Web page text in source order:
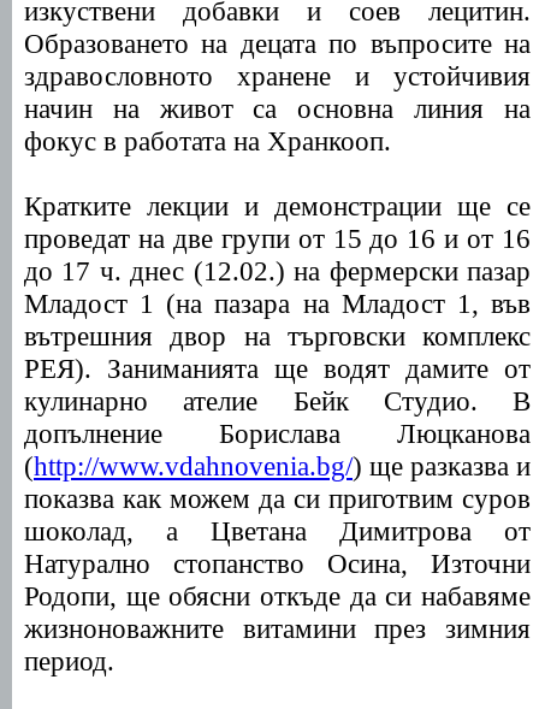
изкуствени добавки и соев лецитин.
Образоването на децата по въпросите на
здравословното хранене и устойчивия
начин на живот са основна линия на
фокус в работата на Хранкооп.
Кратките лекции и демонстрации ще се
проведат на две групи от 15 до 16 и от 16
до 17 ч. днес (12.02.) на фермерски пазар
Младост 1 (на пазара на Младост 1, във
вътрешния двор на търговски комплекс
РЕЯ). Заниманията ще водят дамите от
кулинарно ателие Бейк Студио. В
допълнение Борислава Люцканова
(http://www.vdahnovenia.bg/) ще разказва и
показва как можем да си приготвим суров
шоколад, а Цветана Димитрова от
Натурално стопанство Осина, Източни
Родопи, ще обясни откъде да си набавяме
жизноноважните витамини през зимния
период.